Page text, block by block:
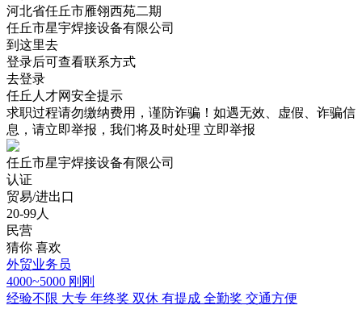
河北省任丘市雁翎西苑二期
任丘市星宇焊接设备有限公司
到这里去
登录后可查看联系方式
去登录
任丘人才网安全提示
求职过程请勿缴纳费用，谨防诈骗！如遇无效、虚假、诈骗信
息，请立即举报，我们将及时处理 立即举报
任丘市星宇焊接设备有限公司
认证
贸易/进出口
20-99人
民营
猜你 喜欢
外贸业务员
4000~5000 刚刚
经验不限 大专 年终奖 双休 有提成 全勤奖 交通方便